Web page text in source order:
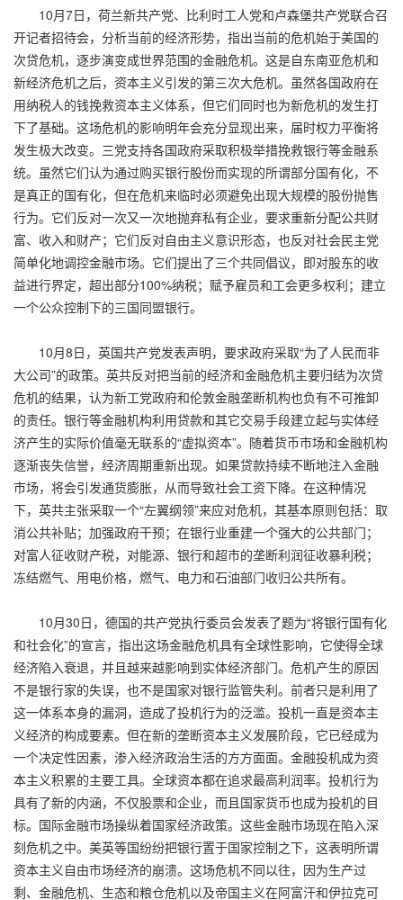
10月7日，荷兰新共产党、比利时工人党和卢森堡共产党联合召
开记者招待会，分析当前的经济形势，指出当前的危机始于美国的
次贷危机，逐步演变成世界范围的金融危机。这是自东南亚危机和
新经济危机之后，资本主义引发的第三次大危机。虽然各国政府在
用纳税人的钱挽救资本主义体系，但它们同时也为新危机的发生打
下了基础。这场危机的影响明年会充分显现出来，届时权力平衡将
发生极大改变。三党支持各国政府采取积极举措挽救银行等金融系
统。虽然它们认为通过购买银行股份而实现的所谓部分国有化，不
是真正的国有化，但在危机来临时必须避免出现大规模的股份抛售
行为。它们反对一次又一次地抛弃私有企业，要求重新分配公共财
富、收入和财产；它们反对自由主义意识形态，也反对社会民主党
简单化地调控金融市场。它们提出了三个共同倡议，即对股东的收
益进行界定，超出部分100%纳税；赋予雇员和工会更多权利；建立
一个公众控制下的三国同盟银行。
10月8日，英国共产党发表声明，要求政府采取“为了人民而非
大公司”的政策。英共反对把当前的经济和金融危机主要归结为次贷
危机的结果，认为新工党政府和伦敦金融垄断机构也负有不可推卸
的责任。银行等金融机构利用贷款和其它交易手段建立起与实体经
济产生的实际价值毫无联系的“虚拟资本”。随着货币市场和金融机构
逐渐丧失信誉，经济周期重新出现。如果贷款持续不断地注入金融
市场，将会引发通货膨胀，从而导致社会工资下降。在这种情况
下，英共主张采取一个“左翼纲领”来应对危机，其基本原则包括：取
消公共补贴；加强政府干预；在银行业重建一个强大的公共部门；
对富人征收财产税，对能源、银行和超市的垄断利润征收暴利税；
冻结燃气、用电价格，燃气、电力和石油部门收归公共所有。
10月30日，德国的共产党执行委员会发表了题为“将银行国有化
和社会化”的宣言，指出这场金融危机具有全球性影响，它使得全球
经济陷入衰退，并且越来越影响到实体经济部门。危机产生的原因
不是银行家的失误，也不是国家对银行监管失利。前者只是利用了
这一体系本身的漏洞，造成了投机行为的泛滥。投机一直是资本主
义经济的构成要素。但在新的垄断资本主义发展阶段，它已经成为
一个决定性因素，渗入经济政治生活的方方面面。金融投机成为资
本主义积累的主要工具。全球资本都在追求最高利润率。投机行为
具有了新的内涵，不仅股票和企业，而且国家货币也成为投机的目
标。国际金融市场操纵着国家经济政策。这些金融市场现在陷入深
刻危机之中。美英等国纷纷把银行置于国家控制之下，这表明所谓
资本主义自由市场经济的崩溃。这场危机不同以往，因为生产过
剩、金融危机、生态和粮仓危机以及帝国主义在阿富汗和伊拉克可